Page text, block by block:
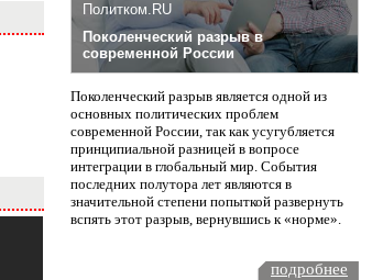
Политком.RU
Поколенческий разрыв в
современной России
Поколенческий разрыв является одной из
основных политических проблем
современной России, так как усугубляется
принципиальной разницей в вопросе
интеграции в глобальный мир. События
последних полутора лет являются в
значительной степени попыткой развернуть
вспять этот разрыв, вернувшись к «норме».
подробнее